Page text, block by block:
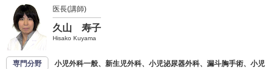
医長(講師)
久山 寿子
Hisako Kuyama
専門分野
小児外科一般、新生児外科、小児泌尿器外科、漏斗胸手術、小児